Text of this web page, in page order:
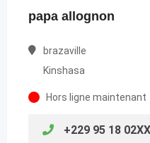
papa allognon
brazaville
Kinshasa
Hors ligne maintenant
+229 95 18